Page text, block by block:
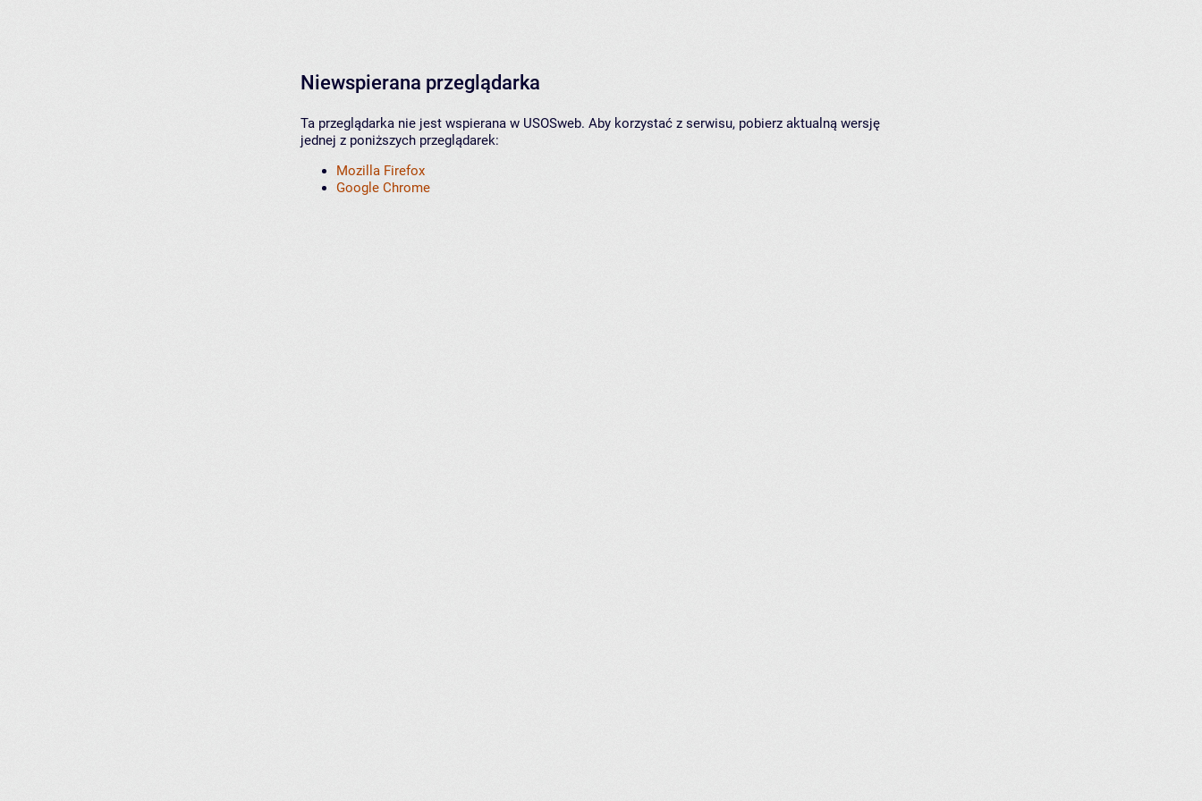
Niewspierana przeglądarka
Ta przeglądarka nie jest wspierana w USOSweb. Aby korzystać z serwisu, pobierz aktualną wersję
jednej z poniższych przeglądarek:
Mozilla Firefox
Google Chrome